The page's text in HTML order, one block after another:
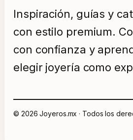
Inspiración, guías y
con estilo premium.
con confianza y
elegir joyería como
© 2026 Joyeros.mx · Todos los